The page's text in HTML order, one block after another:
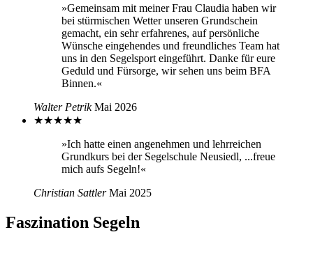
»Gemeinsam mit meiner Frau Claudia haben wir
bei stürmischen Wetter unseren Grundschein
gemacht, ein sehr erfahrenes, auf persönliche
Wünsche eingehendes und freundliches Team hat
uns in den Segelsport eingeführt. Danke für eure
Geduld und Fürsorge, wir sehen uns beim BFA
Binnen.«
Walter Petrik Mai 2026
★★★★★
»Ich hatte einen angenehmen und lehrreichen
Grundkurs bei der Segelschule Neusiedl, ...freue
mich aufs Segeln!«
Christian Sattler Mai 2025
Faszination Segeln